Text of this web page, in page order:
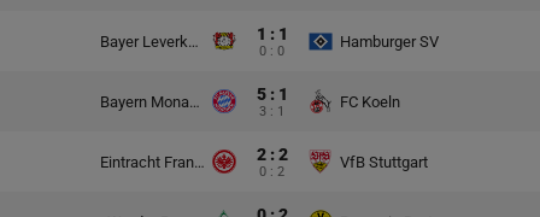
Bayer Leverkusen 1 : 1
0 : 0
Hamburger SV
Bayern Monachium 5 : 1
3 : 1
FC Koeln
Eintracht Frankfurt 2 : 2
0 : 2
VfB Stuttgart